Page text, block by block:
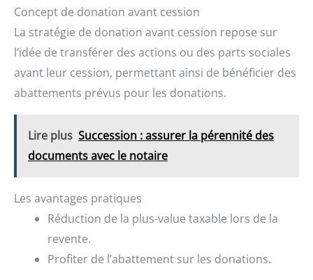
Concept de donation avant cession
La stratégie de donation avant cession repose sur
l’idée de transférer des actions ou des parts sociales
avant leur cession, permettant ainsi de bénéficier des
abattements prévus pour les donations.
Lire plus Succession : assurer la pérennité des
documents avec le notaire
Les avantages pratiques
Réduction de la plus-value taxable lors de la
revente.
Profiter de l’abattement sur les donations.